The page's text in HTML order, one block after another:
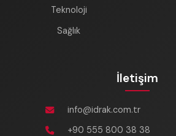
Teknoloji
Sağlık
İletişim
info@idrak.com.tr
+90 555 800 38 38